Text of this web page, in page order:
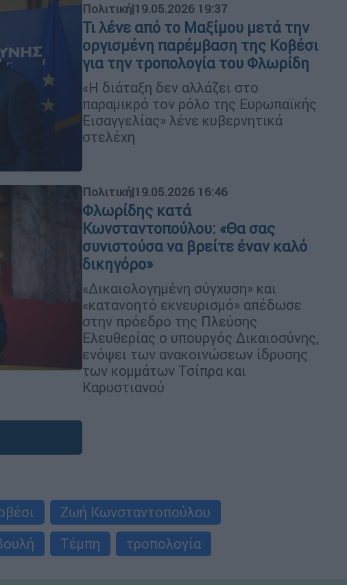
Πολιτική|19.05.2026 19:37
Τι λένε από το Μαξίμου μετά την
οργισμένη παρέμβαση της Κοβέσι
για την τροπολογία του Φλωρίδη
«Η διάταξη δεν αλλάζει στο
παραμικρό τον ρόλο της Ευρωπαϊκής
Εισαγγελίας» λένε κυβερνητικά
στελέχη
Πολιτική|19.05.2026 16:46
Φλωρίδης κατά
Κωνσταντοπούλου: «Θα σας
συνιστούσα να βρείτε έναν καλό
δικηγόρο»
«Δικαιολογημένη σύγχυση» και
«κατανοητό εκνευρισμό» απέδωσε
στην πρόεδρο της Πλεύσης
Ελευθερίας ο υπουργός Δικαιοσύνης,
ενόψει των ανακοινώσεων ίδρυσης
των κομμάτων Τσίπρα και
Καρυστιανού
Ζωή Κωνσταντοπούλου
Τέμπη τροπολογία